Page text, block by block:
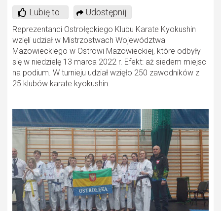
Lubię to Udostępnij
Reprezentanci Ostrołęckiego Klubu Karate Kyokushin
wzięli udział w Mistrzostwach Województwa
Mazowieckiego w Ostrowi Mazowieckiej, które odbyły
się w niedzielę 13 marca 2022 r. Efekt: aż siedem miejsc
na podium. W turnieju udział wzięło 250 zawodników z
25 klubów karate kyokushin.